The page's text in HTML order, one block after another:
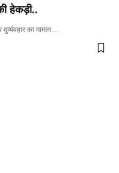
हेकड़ी..
का मामला…